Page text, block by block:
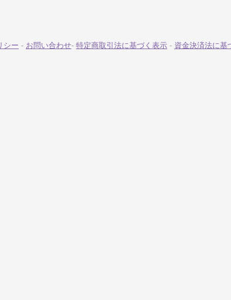
シー - お問い合わせ- 特定商取引法に基づく表示 - 資金決済法に基